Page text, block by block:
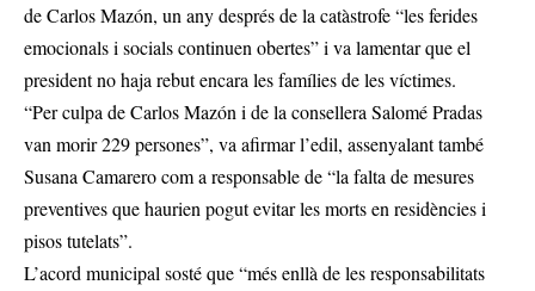
de Carlos Mazón, un any després de la catàstrofe “les ferides
emocionals i socials continuen obertes” i va lamentar que el
president no haja rebut encara les famílies de les víctimes.
“Per culpa de Carlos Mazón i de la consellera Salomé Pradas
van morir 229 persones”, va afirmar l’edil, assenyalant també
Susana Camarero com a responsable de “la falta de mesures
preventives que haurien pogut evitar les morts en residències i
pisos tutelats”.
L’acord municipal sosté que “més enllà de les responsabilitats